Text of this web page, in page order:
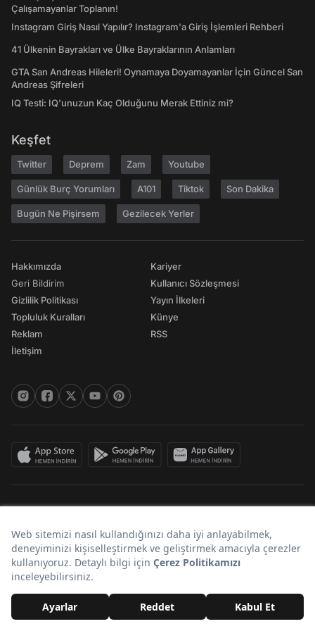
Çalışamayanlar Toplanın!
Instagram Giriş Nasıl Yapılır? Instagram'a Giriş İşlemleri Rehberi
41 Ülkenin Bayrakları ve Ülke Bayraklarının Anlamları
GTA San Andreas Hileleri! Oynamaya Doyamayanlar İçin Güncel San
Andreas Şifreleri
IQ Testi: IQ'unuzun Kaç Olduğunu Merak Ettiniz mi?
Keşfet
Twitter Deprem Zam Youtube
Günlük Burç Yorumları A101 Tiktok Son Dakika
Bugün Ne Pişirsem Gezilecek Yerler
Hakkımızda
Geri Bildirim
Gizlilik Politikası
Topluluk Kuralları
Reklam
İletişim
Kariyer
Kullanıcı Sözleşmesi
Yayın İlkeleri
Künye
RSS